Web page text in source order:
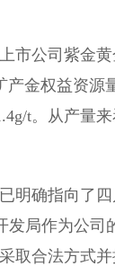
市公司紫金
金权益资源
t。从产量
明确指向了
发局作为公
取合法方式